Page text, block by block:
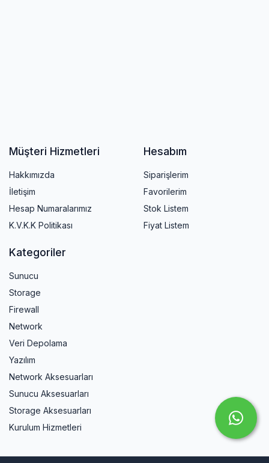
Müşteri Hizmetleri
Hakkımızda
İletişim
Hesap Numaralarımız
K.V.K.K Politikası
Hesabım
Siparişlerim
Favorilerim
Stok Listem
Fiyat Listem
Kategoriler
Sunucu
Storage
Firewall
Network
Veri Depolama
Yazılım
Network Aksesuarları
Sunucu Aksesuarları
Storage Aksesuarları
Kurulum Hizmetleri